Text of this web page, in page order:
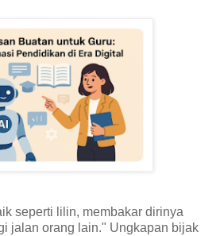
seperti lilin, membakar dirinya
jalan orang lain." Ungkapan bijak